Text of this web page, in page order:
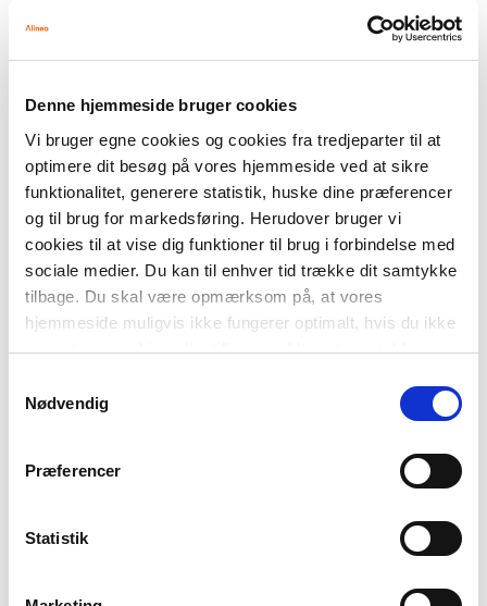
Denne hjemmeside bruger cookies
Vi bruger egne cookies og cookies fra tredjeparter til at
optimere dit besøg på vores hjemmeside ved at sikre
funktionalitet, generere statistik, huske dine præferencer
og til brug for markedsføring. Herudover bruger vi
cookies til at vise dig funktioner til brug i forbindelse med
sociale medier. Du kan til enhver tid trække dit samtykke
tilbage. Du skal være opmærksom på, at vores
hjemmeside muligvis ikke fungerer optimalt, hvis du ikke
accepterer cookies eller tilbagetrækker et samtykke.
Nødvendig
Præferencer
Statistik
FAG
0. klasse 1. klasse 2. klasse 3. klasse
FORMAT
Flergangsbog
ISBN
9788723578068
Asta og Pelle
148,00 kr.